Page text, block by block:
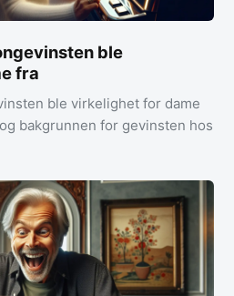
ble
fra
ble virkelighet for dame
bakgrunnen for gevinsten hos